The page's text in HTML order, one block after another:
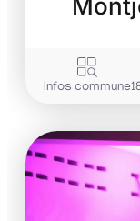
Infos commune